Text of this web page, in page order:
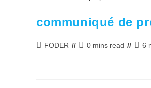
communiqué de
Auteur/autrice
FODER
Temps
0 mins read 6